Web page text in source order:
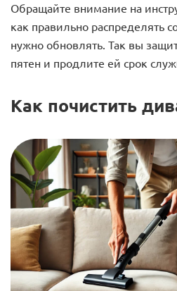
Обращайте внимание на
как правильно распределять
нужно обновлять. Так вы
пятен и продлите ей срок
Как почистить